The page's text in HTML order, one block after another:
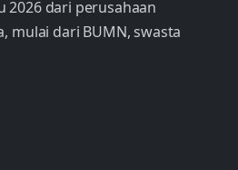
dari perusahaan
mulai dari BUMN, swasta